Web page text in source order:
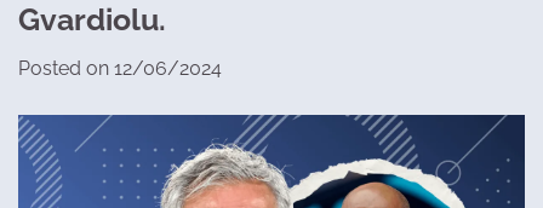
Gvardiolu.
Posted on 12/06/2024